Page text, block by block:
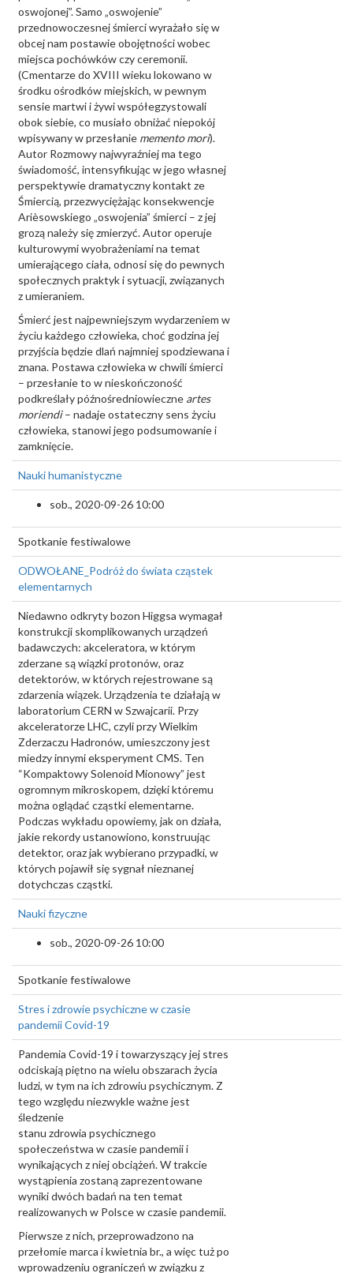
oswojonej”. Samo „oswojenie”
przednowoczesnej śmierci wyrażało się w
obcej nam postawie obojętności wobec
miejsca pochówków czy ceremonii.
(Cmentarze do XVIII wieku lokowano w
środku ośrodków miejskich, w pewnym
sensie martwi i żywi współegzystowali
obok siebie, co musiało obniżać niepokój
wpisywany w przesłanie memento mori).
Autor Rozmowy najwyraźniej ma tego
świadomość, intensyfikując w jego własnej
perspektywie dramatyczny kontakt ze
Śmiercią, przezwyciężając konsekwencje
Arièsowskiego „oswojenia” śmierci – z jej
grozą należy się zmierzyć. Autor operuje
kulturowymi wyobrażeniami na temat
umierającego ciała, odnosi się do pewnych
społecznych praktyk i sytuacji, związanych
z umieraniem.
Śmierć jest najpewniejszym wydarzeniem w
życiu każdego człowieka, choć godzina jej
przyjścia będzie dlań najmniej spodziewana i
znana. Postawa człowieka w chwili śmierci
– przesłanie to w nieskończoność
podkreślały późnośredniowieczne artes
moriendi– nadaje ostateczny sens życiu
człowieka, stanowi jego podsumowanie i
zamknięcie.
Nauki humanistyczne
sob., 2020-09-26 10:00
Spotkanie festiwalowe
ODWOŁANE_Podróż do świata cząstek
elementarnych
Niedawno odkryty bozon Higgsa wymagał
konstrukcji skomplikowanych urządzeń
badawczych: akceleratora, w którym
zderzane są wiązki protonów, oraz
detektorów, w których rejestrowane są
zdarzenia wiązek. Urządzenia te działają w
laboratorium CERN w Szwajcarii. Przy
akceleratorze LHC, czyli przy Wielkim
Zderzaczu Hadronów, umieszczony jest
miedzy innymi eksperyment CMS. Ten
“Kompaktowy Solenoid Mionowy” jest
ogromnym mikroskopem, dzięki któremu
można oglądać cząstki elementarne.
Podczas wykładu opowiemy, jak on działa,
jakie rekordy ustanowiono, konstruując
detektor, oraz jak wybierano przypadki, w
których pojawił się sygnał nieznanej
dotychczas cząstki.
Nauki fizyczne
sob., 2020-09-26 10:00
Spotkanie festiwalowe
Stres i zdrowie psychiczne w czasie
pandemii Covid-19
Pandemia Covid-19 i towarzyszący jej stres
odciskają piętno na wielu obszarach życia
ludzi, w tym na ich zdrowiu psychicznym. Z
tego względu niezwykle ważne jest
śledzenie
stanu zdrowia psychicznego
społeczeństwa w czasie pandemii i
wynikających z niej obciążeń. W trakcie
wystąpienia zostaną zaprezentowane
wyniki dwóch badań na ten temat
realizowanych w Polsce w czasie pandemii.
Pierwsze z nich, przeprowadzono na
przełomie marca i kwietnia br., a więc tuż po
wprowadzeniu ograniczeń w związku z